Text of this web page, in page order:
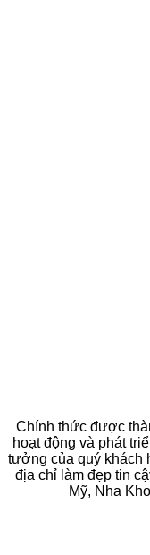
Chính thức được
hoạt động và phát
tưởng của quý khách
địa chỉ làm đẹp tin
Mỹ, Nha